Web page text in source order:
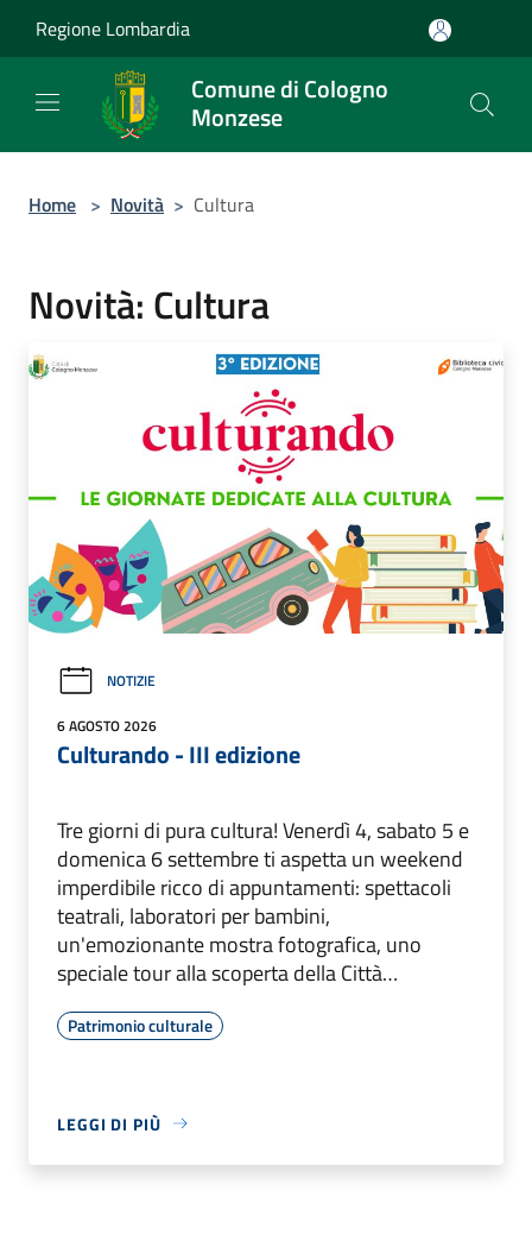
Regione Lombardia
Comune di Cologno
Monzese
Home > Novità > Cultura
Novità: Cultura
NOTIZIE
6 AGOSTO 2026
Culturando - III edizione
Tre giorni di pura cultura! Venerdì 4, sabato 5 e
domenica 6 settembre ti aspetta un weekend
imperdibile ricco di appuntamenti: spettacoli
teatrali, laboratori per bambini,
un'emozionante mostra fotografica, uno
speciale tour alla scoperta della Città…
Patrimonio culturale
LEGGI DI PIÙ